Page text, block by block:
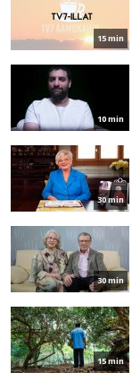
15 min
10 min
30 min
30 min
15 min